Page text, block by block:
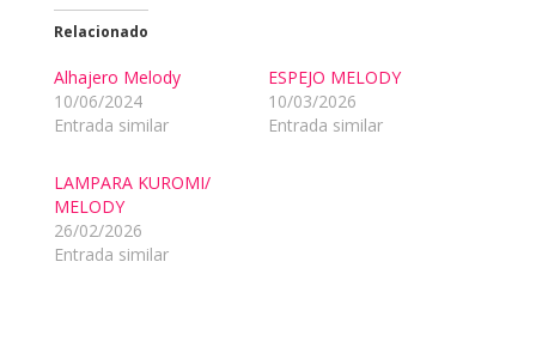
Relacionado
Alhajero Melody
10/06/2024
Entrada similar
ESPEJO MELODY
10/03/2026
Entrada similar
LAMPARA KUROMI/
MELODY
26/02/2026
Entrada similar